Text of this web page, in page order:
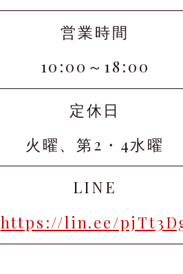
太田店
大宮店
太田店
大宮店
営業時間
10:00～18:00
定休日
火曜、第2・4水曜
LINE
https://lin.ee/